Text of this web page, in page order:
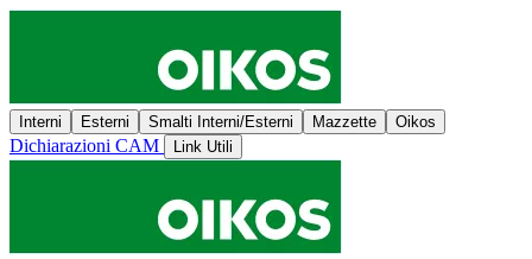
Interni Esterni Smalti Interni/Esterni Mazzette Oikos
Dichiarazioni CAM Link Utili